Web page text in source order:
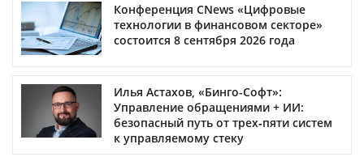
Конференция CNews «Цифровые
технологии в финансовом секторе»
состоится 8 сентября 2026 года
Илья Астахов, «Бинго-Софт»:
Управление обращениями + ИИ:
безопасный путь от трех‑пяти систем
к управляемому стеку